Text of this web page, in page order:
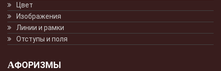
Цвет
Изображения
Линии и рамки
Отступы и поля
АФОРИЗМЫ